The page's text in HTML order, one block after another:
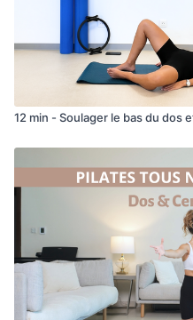
12 min - Soulager le bas du dos